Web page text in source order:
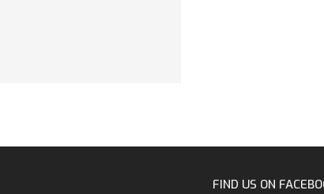
FIND US ON